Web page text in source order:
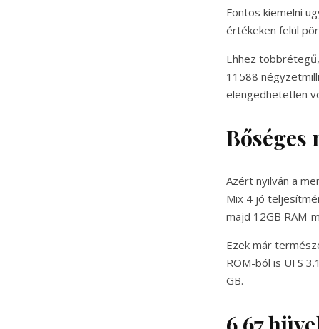
Fontos kiemelni
értékeken felül
Ehhez
11588
elengedhetetlen
Bőséges
Azért nyilván a
Mix 4 jó
majd 12GB RAM-
Ezek már
ROM-ból is UFS
GB.